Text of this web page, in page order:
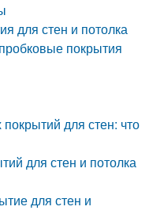
для стен и потолка
покрытия
для стен: что
для стен и потолка
для стен и